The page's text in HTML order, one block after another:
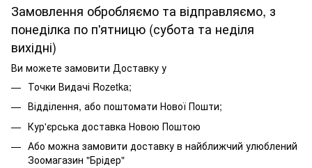
Замовлення обробляємо та відправляємо, з
понеділка по п'ятницю (субота та неділя
вихідні)
Ви можете замовити Доставку у
Точки Видачі Rozetka;
Відділення, або поштомати Нової Пошти;
Кур'єрська доставка Новою Поштою
Або можна замовити доставку в найближчий улюблений
Зоомагазин "Брідер"